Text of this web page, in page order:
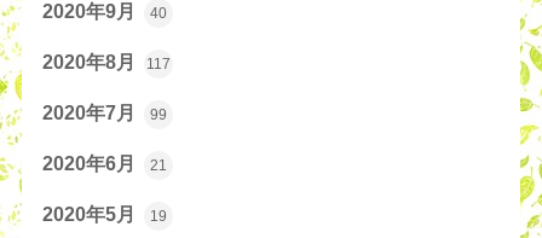
2020年9月 40
2020年8月 117
2020年7月 99
2020年6月 21
2020年5月 19